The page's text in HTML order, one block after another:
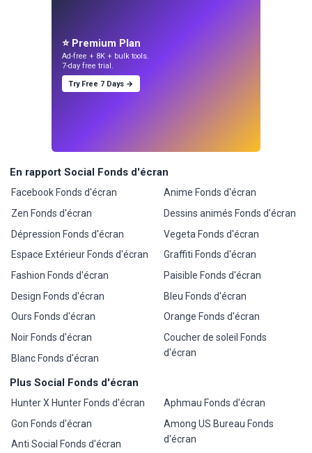
⭐ Premium Plan
Ad-free + 8K + bulk tools.
7-day free trial.
Try Free 7 Days →
En rapport Social Fonds d'écran
Facebook Fonds d'écran
Zen Fonds d'écran
Dépression Fonds d'écran
Espace Extérieur Fonds d'écran
Fashion Fonds d'écran
Design Fonds d'écran
Ours Fonds d'écran
Noir Fonds d'écran
Blanc Fonds d'écran
Anime Fonds d'écran
Dessins animés Fonds d'écran
Vegeta Fonds d'écran
Graffiti Fonds d'écran
Paisible Fonds d'écran
Bleu Fonds d'écran
Orange Fonds d'écran
Coucher de soleil Fonds
d'écran
Plus Social Fonds d'écran
Hunter X Hunter Fonds d'écran
Gon Fonds d'écran
Anti Social Fonds d'écran
Aphmau Fonds d'écran
Among US Bureau Fonds
d'écran